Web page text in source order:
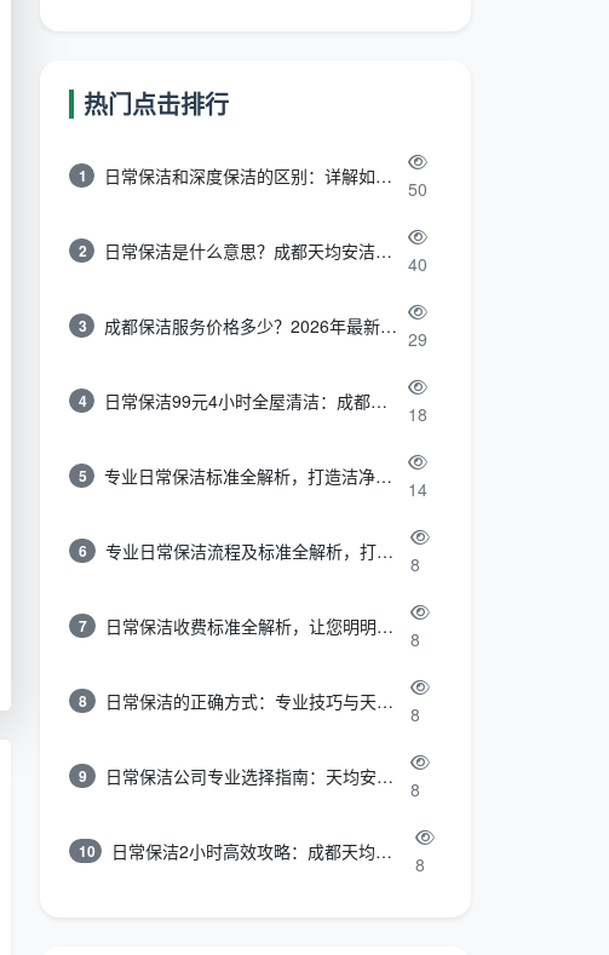
热门点击排行
1 日常保洁和深度保洁的区别：详解如何选择最适合的清洁服务
50
2 日常保洁是什么意思？成都天均安洁带你快速区分“日常vs深度vs开荒”
40
3 成都保洁服务价格多少？2026年最新报价表来了，这一篇看透所有费用
29
4 日常保洁99元4小时全屋清洁：成都天均安洁保洁超值服务全解析
18
5 专业日常保洁标准全解析，打造洁净舒适生活空间
14
6 专业日常保洁流程及标准全解析，打造洁净舒适环境
8
7 日常保洁收费标准全解析，让您明明白白消费
8
8 日常保洁的正确方式：专业技巧与天均安洁保洁服务全解析
8
9 日常保洁公司专业选择指南：天均安洁保洁服务全解析
8
10 日常保洁2小时高效攻略：成都天均安洁保洁专业时间管理方案
8